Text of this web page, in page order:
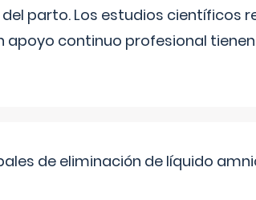
parto. Los estudios científicos
apoyo continuo profesional
de eliminación de líquido